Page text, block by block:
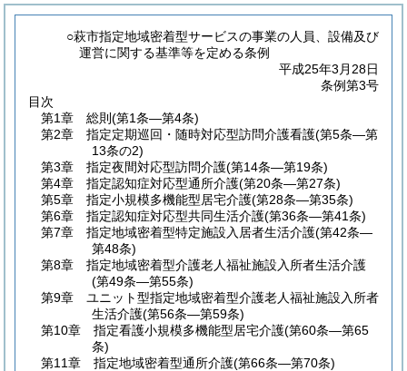
○萩市指定地域密着型サービスの事業の人員、設備及び
運営に関する基準等を定める条例
平成25年3月28日
条例第3号
目次
第1章
総則 (第1条―第4条)
第2章
指定定期巡回・随時対応型訪問介護看護(第5条―第
13条の2)
第3章
指定夜間対応型訪問介護(第14条―第19条)
第4章
指定認知症対応型通所介護(第20条―第27条)
第5章
指定小規模多機能型居宅介護(第28条―第35条)
第6章
指定認知症対応型共同生活介護(第36条―第41条)
第7章
指定地域密着型特定施設入居者生活介護(第42条―
第48条)
第8章
指定地域密着型介護老人福祉施設入所者生活介護
(第49条―第55条)
第9章
ユニット型指定地域密着型介護老人福祉施設入所者
生活介護(第56条―第59条)
第10章
指定看護小規模多機能型居宅介護(第60条―第65
条)
第11章
指定地域密着型通所介護(第66条―第70条)